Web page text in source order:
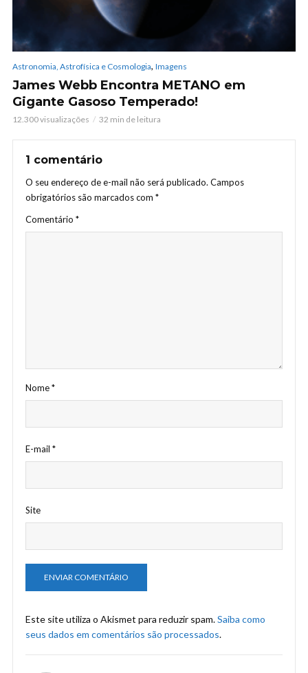
Astronomia, Astrofísica e Cosmologia, Imagens
James Webb Encontra METANO em
Gigante Gasoso Temperado!
12.300 visualizações 32 min de leitura
1 comentário
O seu endereço de e-mail não será publicado. Campos
obrigatórios são marcados com *
Comentário *
Nome*
E-mail *
Site
Este site utiliza o Akismet para reduzir spam.Saiba como
seus dados em comentários são processados.